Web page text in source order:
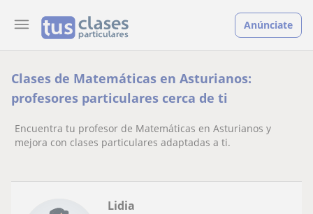
Anúnciate
Clases de Matemáticas en Asturianos:
profesores particulares cerca de ti
Encuentra tu profesor de Matemáticas en Asturianos y
mejora con clases particulares adaptadas a ti.
Lidia